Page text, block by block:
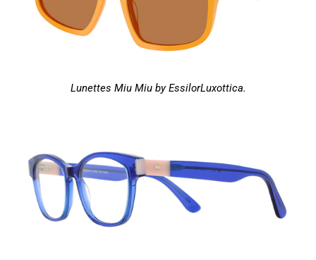
Lunettes Miu Miu by EssilorLuxottica.